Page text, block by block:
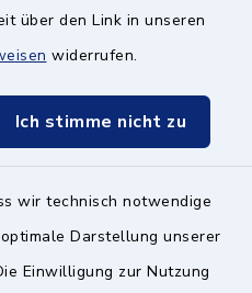
über den Link in unseren
widerrufen.
Ich stimme nicht zu
wir technisch notwendige
Darstellung unserer
Einwilligung zur Nutzung